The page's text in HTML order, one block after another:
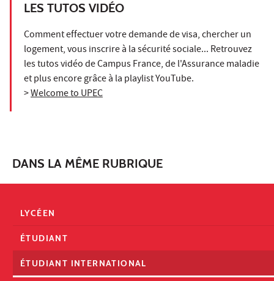
LES TUTOS VIDÉO
Comment effectuer votre demande de visa, chercher un
logement, vous inscrire à la sécurité sociale... Retrouvez
les tutos vidéo de Campus France, de l'Assurance maladie
et plus encore grâce à la playlist YouTube.
>Welcome to UPEC
DANS LA MÊME RUBRIQUE
LYCÉEN
ÉTUDIANT
ÉTUDIANT INTERNATIONAL